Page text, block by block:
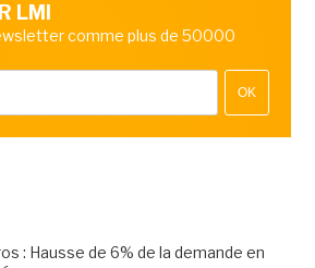
LMI
comme plus de 50000
OK
: Hausse de 6% de la demande en